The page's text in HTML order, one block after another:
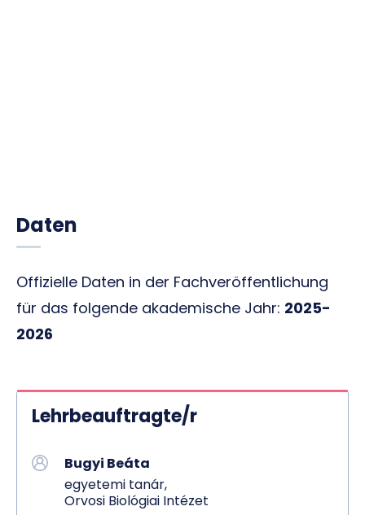
Daten
Offizielle Daten in der Fachveröffentlichung
für das folgende akademische Jahr: 2025-
2026
Lehrbeauftragte/r
Bugyi Beáta
egyetemi tanár,
Orvosi Biológiai Intézet